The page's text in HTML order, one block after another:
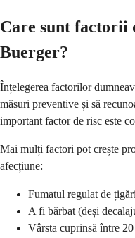
Care sunt factorii
Buerger?
Înțelegerea factorilor
măsuri preventive și să
important factor de risc este
Mai mulți factori pot crește
afecțiune:
Fumatul regulat de
A fi bărbat (deși
Vârsta cuprinsă între